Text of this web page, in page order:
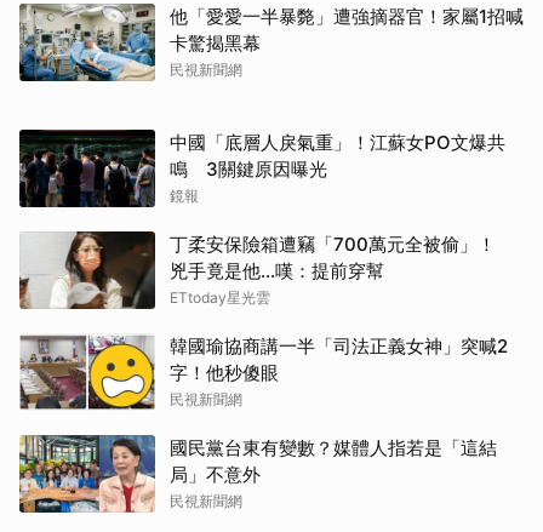
他「愛愛一半暴斃」遭強摘器官！家屬1招喊
卡驚揭黑幕
民視新聞網
中國「底層人戾氣重」！江蘇女PO文爆共
鳴 3關鍵原因曝光
鏡報
丁柔安保險箱遭竊「700萬元全被偷」！
兇手竟是他...嘆：提前穿幫
ETtoday星光雲
韓國瑜協商講一半「司法正義女神」突喊2
字！他秒傻眼
民視新聞網
國民黨台東有變數？媒體人指若是「這結
局」不意外
民視新聞網